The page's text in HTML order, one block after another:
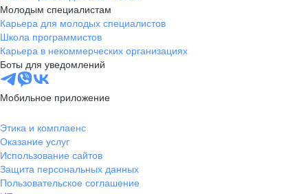
Ижевск
Ульяновск
Уфа
Хабаровск
Абакан
Челябинск
Чебоксары
Ярославль
Киев
Молодым специалистам
Карьера для молодых специалистов
Школа программистов
Карьера в некоммерческих организациях
Боты для уведомлений
Мобильное приложение
Этика и комплаенс
Оказание услуг
Использование сайтов
Защита персональных данных
Пользовательское соглашение